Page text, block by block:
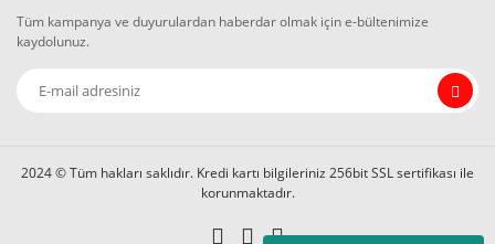
Tüm kampanya ve duyurulardan haberdar olmak için e-bültenimize
kaydolunuz.
2024 © Tüm hakları saklıdır. Kredi kartı bilgileriniz 256bit SSL sertifikası ile
korunmaktadır.